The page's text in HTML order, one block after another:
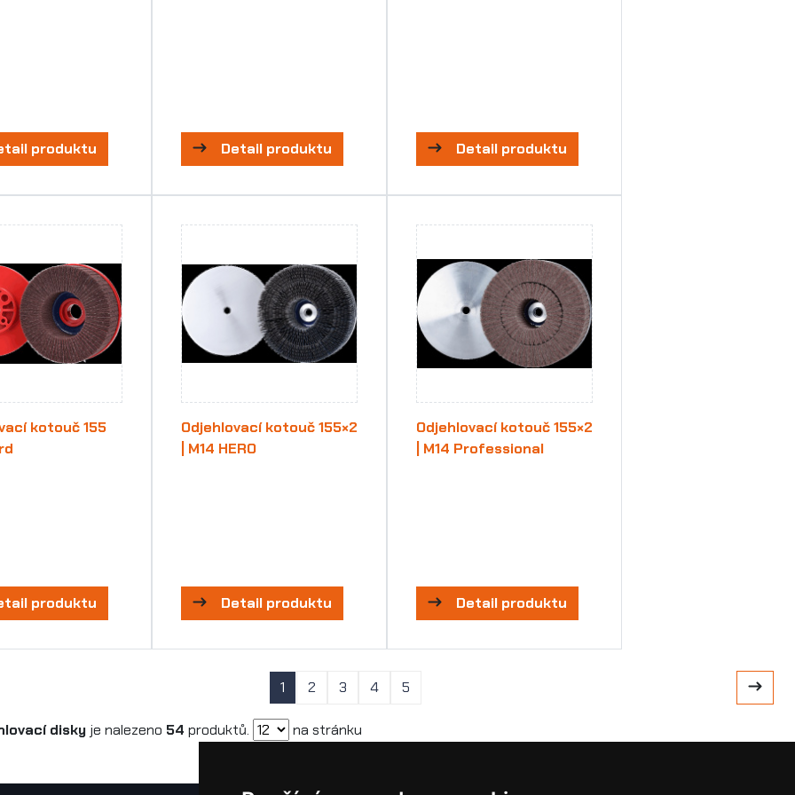
produktu Detail produktu Detail produktu
kotouč 155
produktu
Odjehlovací kotouč 155×2
| M14 HERO
Detail produktu
Odjehlovací kotouč 155×2
| M14 Professional
Detail produktu
1 2 3 4 5
disky je nalezeno 54 produktů. na stránku